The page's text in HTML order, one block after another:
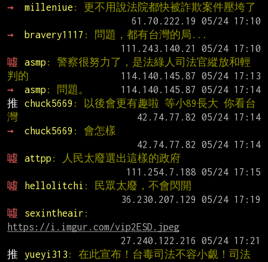
→
milleniue : 更不用說法院都快被詐欺案件壓垮了
→
bravery1117 : 問題，都有台灣的局...
噓
asmp : 警察很努力了，是法綠人司法官縱放和輕
判的
→
asmp : 問題。
推
chuck5669 : 以後會更有趣啦 等小89長大 你看台
灣
→
chuck5669 : 會怎樣
噓
attpp : 人民太廢選出這樣的政府
噓
hellolitchi : 民眾太廢，不會閃開
噓
sexintheair
https://i.imgur.com/vip2ESD.jpeg
推
yueyi313 : 在此宣布！台毒司法不容小覷！司法